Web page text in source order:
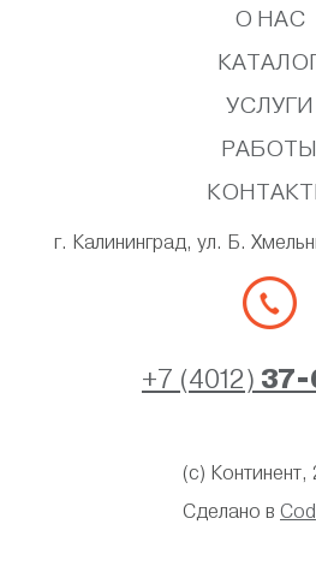
О НАС
УСЛУГИ
РАБОТЫ
г. Калининград, ул. Б.
+7 (4012)
(с) Континент,
Сделано в